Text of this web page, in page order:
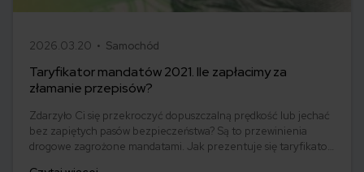
2026.03.20 • Samochód
Taryfikator mandatów 2021. Ile zapłacimy za
złamanie przepisów?
Zdarzyło Ci się przekroczyć dopuszczalną prędkość lub jechać
bez zapiętych pasów bezpieczeństwa? Są to przewinienia
drogowe zagrożone mandatami. Jak prezentuje się taryfikator